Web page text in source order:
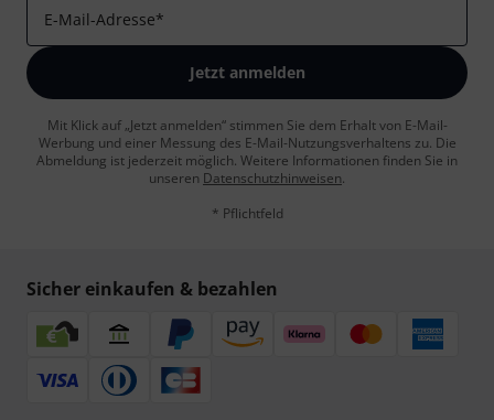
E-Mail-Adresse*
Jetzt anmelden
Mit Klick auf „Jetzt anmelden“ stimmen Sie dem Erhalt von E-Mail-
Werbung und einer Messung des E-Mail-Nutzungsverhaltens zu. Die
Abmeldung ist jederzeit möglich. Weitere Informationen finden Sie in
unseren Datenschutzhinweisen.
* Pflichtfeld
Sicher einkaufen & bezahlen